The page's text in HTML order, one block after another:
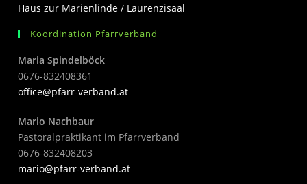
Haus zur Marienlinde / Laurenzisaal
Koordination Pfarrverband
Maria Spindelböck
0676-832408361
office@pfarr-verband.at
Mario Nachbaur
Pastoralpraktikant im Pfarrverband
0676-832408203
mario@pfarr-verband.at